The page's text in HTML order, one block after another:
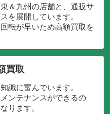
＆九州の店舗と、通販サ
を展開しています。
転が早いため高額買取を
買取
識に富んでいます。
ンテナンスができるの
ります。